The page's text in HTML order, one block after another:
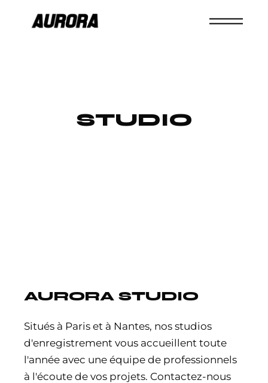
STUDIO
AURORA STUDIO
Situés à Paris et à Nantes, nos studios
d'enregistrement vous accueillent toute
l'année avec une équipe de professionnels
à l'écoute de vos projets. Contactez-nous